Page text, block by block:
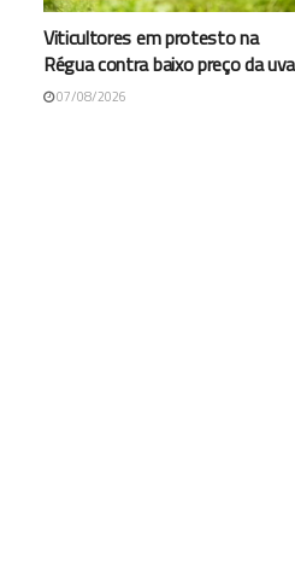
Viticultores em protesto na
Régua contra baixo preço da uva
07/08/2026